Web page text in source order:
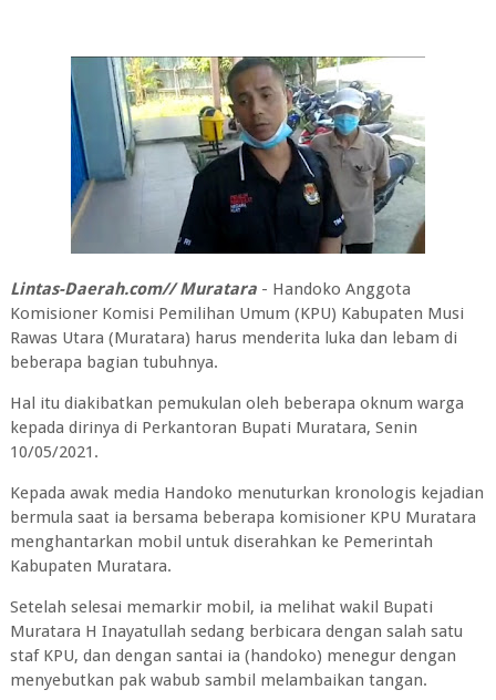
Lintas-Daerah.com// Muratara- Handoko Anggota
Komisioner Komisi Pemilihan Umum (KPU) Kabupaten Musi
Rawas Utara (Muratara) harus menderita luka dan lebam di
beberapa bagian tubuhnya.
Hal itu diakibatkan pemukulan oleh beberapa oknum warga
kepada dirinya di Perkantoran Bupati Muratara, Senin
10/05/2021.
Kepada awak media Handoko menuturkan kronologis kejadian
bermula saat ia bersama beberapa komisioner KPU Muratara
menghantarkan mobil untuk diserahkan ke Pemerintah
Kabupaten Muratara.
Setelah selesai memarkir mobil, ia melihat wakil Bupati
Muratara H Inayatullah sedang berbicara dengan salah satu
staf KPU, dan dengan santai ia (handoko) menegur dengan
menyebutkan pak wabub sambil melambaikan tangan.